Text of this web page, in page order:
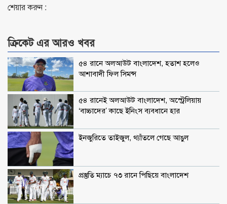
শেয়ার করুন:
ক্রিকেট এর আরও খবর
৫৪ রানে অলআউট বাংলাদেশ, হতাশ হলেও
আশাবাদী ফিল সিমন্স
৫৪ রানেই অলআউট বাংলাদেশ, অস্ট্রেলিয়ায়
‌‘বাচ্চাদের’ কাছে ইনিংস ব্যবধানে হার
ইনজুরিতে তাইজুল, থ্যাঁতলে গেছে আঙুল
প্রস্তুতি ম্যাচে ৭৩ রানে পিছিয়ে বাংলাদেশ